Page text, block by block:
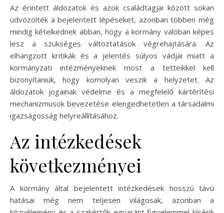
Az érintett áldozatok és azok családtagjai között sokan
üdvözölték a bejelentett lépéseket, azonban többen még
mindig kételkednek abban, hogy a kormány valóban képes
lesz a szükséges változtatások végrehajtására. Az
elhangzott kritikák és a jelentés súlyos vádjai miatt a
kormányzati intézményeknek most a tetteikkel kell
bizonyítaniuk, hogy komolyan veszik a helyzetet. Az
áldozatok jogainak védelme és a megfelelő kártérítési
mechanizmusok bevezetése elengedhetetlen a társadalmi
igazságosság helyreállításához.
Az intézkedések
következményei
A kormány által bejelentett intézkedések hosszú távú
hatásai még nem teljesen világosak, azonban a